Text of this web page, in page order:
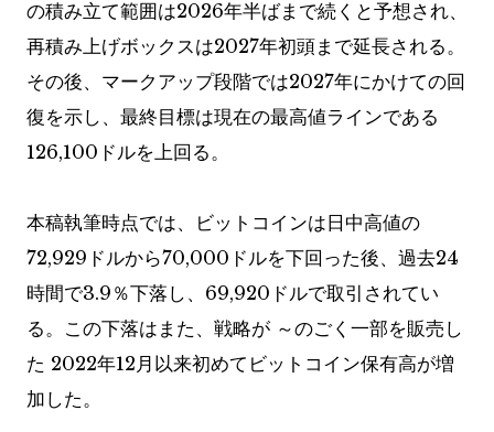
の積み立て範囲は2026年半ばまで続くと予想され、
再積み上げボックスは2027年初頭まで延長される。
その後、マークアップ段階では2027年にかけての回
復を示し、最終目標は現在の最高値ラインである
126,100ドルを上回る。
本稿執筆時点では、ビットコインは日中高値の
72,929ドルから70,000ドルを下回った後、過去24
時間で3.9％下落し、69,920ドルで取引されてい
る。この下落はまた、戦略が ～のごく一部を販売し
た 2022年12月以来初めてビットコイン保有高が増
加した。